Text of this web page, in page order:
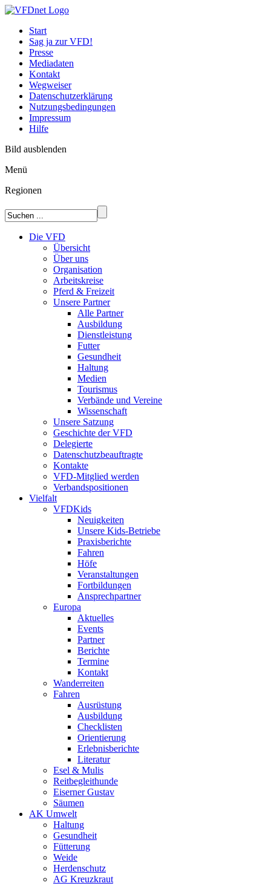
Start
Sag ja zur VFD!
Presse
Mediadaten
Kontakt
Wegweiser
Datenschutzerklärung
Nutzungsbedingungen
Impressum
Hilfe
Bild ausblenden
Menü
Regionen
Die VFD
Übersicht
Über uns
Organisation
Arbeitskreise
Pferd & Freizeit
Unsere Partner
Alle Partner
Ausbildung
Dienstleistung
Futter
Gesundheit
Haltung
Medien
Tourismus
Verbände und Vereine
Wissenschaft
Unsere Satzung
Geschichte der VFD
Delegierte
Datenschutzbeauftragte
Kontakte
VFD-Mitglied werden
Verbandspositionen
Vielfalt
VFDKids
Neuigkeiten
Unsere Kids-Betriebe
Praxisberichte
Fahren
Höfe
Veranstaltungen
Fortbildungen
Ansprechpartner
Europa
Aktuelles
Events
Partner
Berichte
Termine
Kontakt
Wanderreiten
Fahren
Ausrüstung
Ausbildung
Checklisten
Orientierung
Erlebnisberichte
Literatur
Esel & Mulis
Reitbegleithunde
Eiserner Gustav
Säumen
AK Umwelt
Haltung
Gesundheit
Fütterung
Weide
Herdenschutz
AG Kreuzkraut